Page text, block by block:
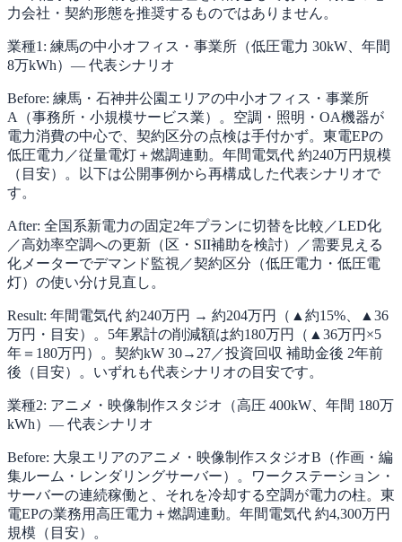
力会社・契約形態を推奨するものではありません。
業種1: 練馬の中小オフィス・事業所（低圧電力 30kW、年間
8万kWh）— 代表シナリオ
Before: 練馬・石神井公園エリアの中小オフィス・事業所
A（事務所・小規模サービス業）。空調・照明・OA機器が
電力消費の中心で、契約区分の点検は手付かず。東電EPの
低圧電力／従量電灯＋燃調連動。年間電気代 約240万円規模
（目安）。以下は公開事例から再構成した代表シナリオで
す。
After: 全国系新電力の固定2年プランに切替を比較／LED化
／高効率空調への更新（区・SII補助を検討）／需要見える
化メーターでデマンド監視／契約区分（低圧電力・低圧電
灯）の使い分け見直し。
Result: 年間電気代 約240万円 → 約204万円（▲約15%、▲36
万円・目安）。5年累計の削減額は約180万円（▲36万円×5
年＝180万円）。契約kW 30→27／投資回収 補助金後 2年前
後（目安）。いずれも代表シナリオの目安です。
業種2: アニメ・映像制作スタジオ（高圧 400kW、年間 180万
kWh）— 代表シナリオ
Before: 大泉エリアのアニメ・映像制作スタジオB（作画・編
集ルーム・レンダリングサーバー）。ワークステーション・
サーバーの連続稼働と、それを冷却する空調が電力の柱。東
電EPの業務用高圧電力＋燃調連動。年間電気代 約4,300万円
規模（目安）。